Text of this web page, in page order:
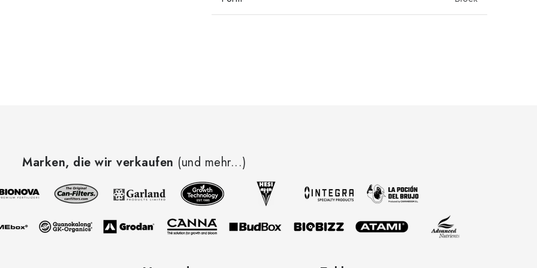
Marken, die wir verkaufen (und mehr...)